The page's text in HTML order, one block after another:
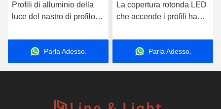
Profili di alluminio della
luce del nastro di profilo
della cucina LED
Parla Adesso.
La copertura rotonda LED
che accende i profili ha
sospeso della lega di
alluminio Parla Adesso.